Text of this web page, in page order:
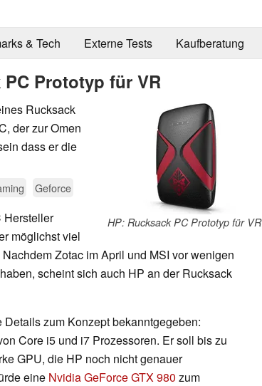
& Tech Externe Tests Kaufberatung
Prototyp für VR
HP: Rucksack PC Prototyp für VR
Rucksack
der zur Omen
dass er die
Geforce
Hersteller
möglichst viel
Zotac im April und MSI vor wenigen
scheint sich auch HP an der Rucksack
zum Konzept bekanntgegeben:
Core i5 und i7 Prozessoren. Er soll bis zu
GPU, die HP noch nicht genauer
eine Nvidia GeForce GTX 980 zum